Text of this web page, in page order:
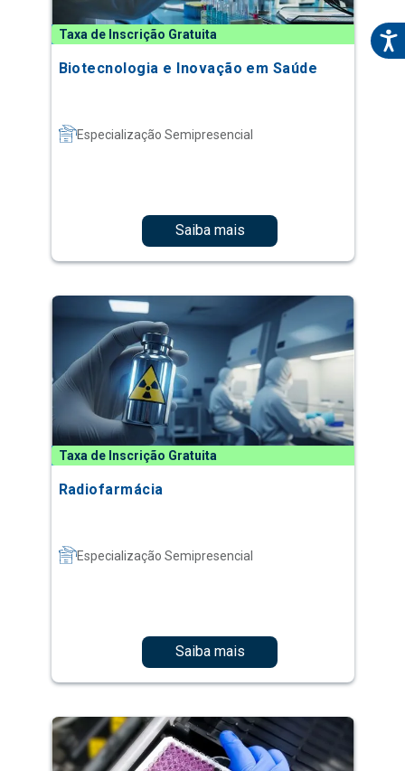
Taxa de Inscrição Gratuita
Biotecnologia e Inovação em Saúde
Especialização Semipresencial
Saiba mais
Taxa de Inscrição Gratuita
Radiofarmácia
Especialização Semipresencial
Saiba mais